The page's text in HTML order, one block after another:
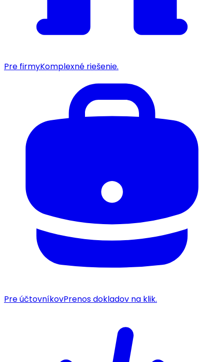
Pre firmyKomplexné riešenie.
Pre účtovníkovPrenos dokladov na klik.